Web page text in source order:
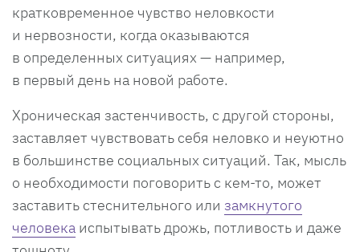
кратковременное чувство неловкости
и нервозности, когда оказываются
в определенных ситуациях — например,
в первый день на новой работе.
Хроническая застенчивость, с другой стороны,
заставляет чувствовать себя неловко и неуютно
в большинстве социальных ситуаций. Так, мысль
о необходимости поговорить с кем-то, может
заставить стеснительного или замкнутого
человека испытывать дрожь, потливость и даже